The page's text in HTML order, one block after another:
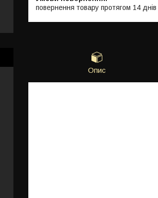
повернення товару протягом 14 днів
Опис